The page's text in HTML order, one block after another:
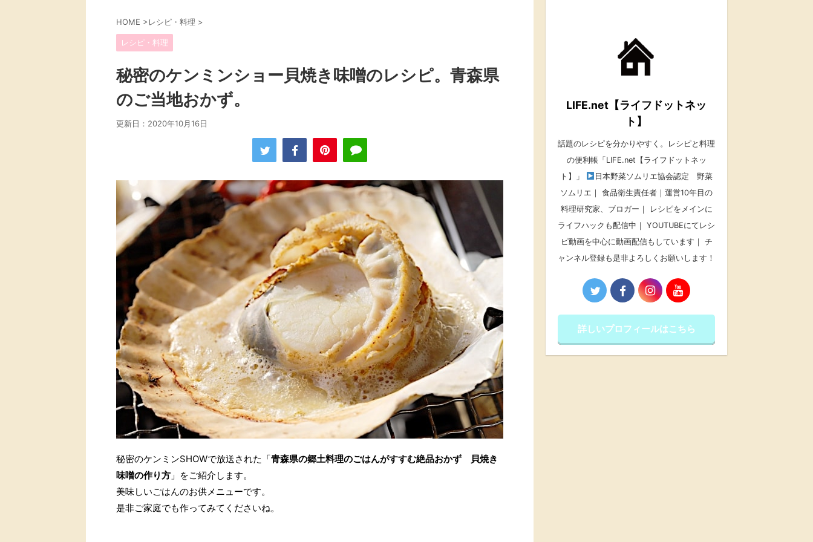
HOME >レシピ・料理 >
レシピ・料理
秘密のケンミンショー貝焼き味噌のレシピ。青森県
のご当地おかず。
更新日： 2020年10月16日
秘密のケンミンSHOWで放送された「青森県の郷土料理のごはんがすすむ絶品おかず 貝焼き
味噌の作り方 」をご紹介します。
美味しいごはんのお供メニューです。
是非ご家庭でも作ってみてくださいね。
LIFE.net【ライフドットネッ
ト】
話題のレシピを分かりやすく。レシピと料理
の便利帳「LIFE.net【ライフドットネッ
ト】」
日本野菜ソムリエ協会認定 野菜
ソムリエ｜ 食品衛生責任者｜運営10年目の
料理研究家、ブロガー｜ レシピをメインに
ライフハックも配信中｜ YOUTUBEにてレシ
ピ動画を中心に動画配信もしています｜ チ
ャンネル登録も是非よろしくお願いします！
詳しいプロフィールはこちら